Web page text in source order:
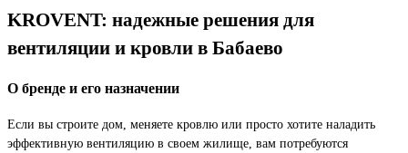
KROVENT: надежные решения для
вентиляции и кровли в Бабаево
О бренде и его назначении
Если вы строите дом, меняете кровлю или просто хотите наладить
эффективную вентиляцию в своем жилище, вам потребуются